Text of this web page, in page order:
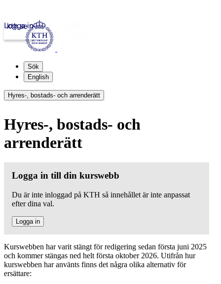
kth.se
Logga in
Sök
English
Hyres-, bostads- och arrenderätt
Hyres-, bostads- och
arrenderätt
Logga in till din kurswebb
Du är inte inloggad på KTH så innehållet är inte anpassat
efter dina val.
Logga in
Kurswebben har varit stängt för redigering sedan första juni 2025
och kommer stängas ned helt första oktober 2026. Utifrån hur
kurswebben har använts finns det några olika alternativ för
ersättare: